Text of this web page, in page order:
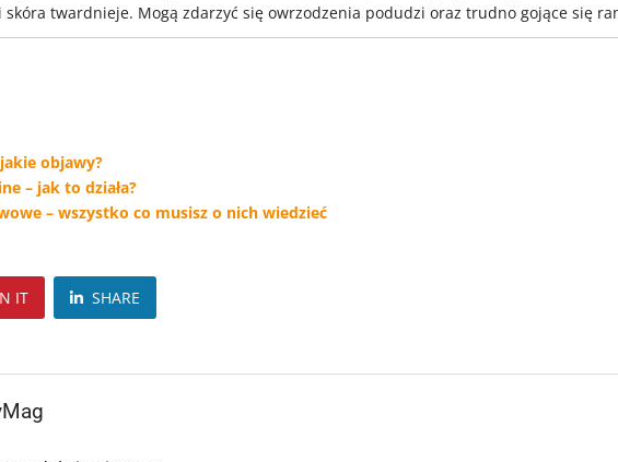
skóra twardnieje. Mogą zdarzyć się owrzodzenia podudzi oraz trudno gojące się
objawy?
– jak to działa?
– wszystko co musisz o nich wiedzieć
IT SHARE